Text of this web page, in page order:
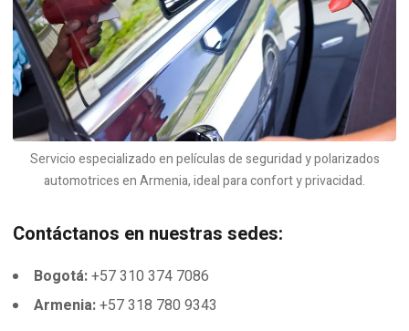
Servicio especializado en películas de seguridad y polarizados
automotrices en Armenia, ideal para confort y privacidad.
Contáctanos en nuestras sedes:
Bogotá:+57 310 374 7086
Armenia:+57 318 780 9343